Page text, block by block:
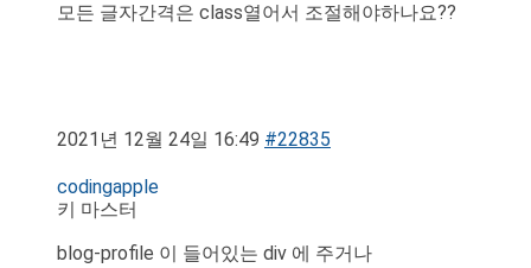
모든 글자간격은 class열어서 조절해야하나요??
2021년 12월 24일 16:49 #22835
codingapple
키 마스터
blog-profile 이 들어있는 div 에 주거나